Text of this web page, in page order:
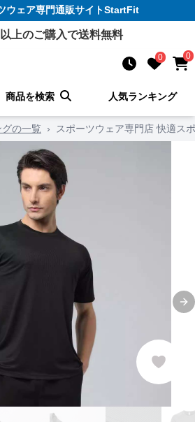
ウェア専門通販サイトStartFit
上のご購入で送料無料
0 0
商品を検索 人気ランキング
の一覧 › スポーツウェア専門店 快適ス